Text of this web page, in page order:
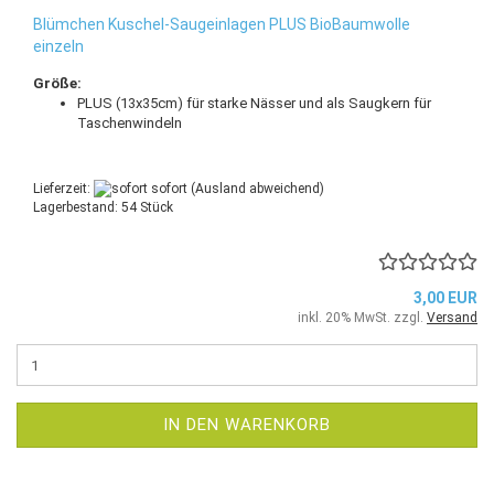
Blümchen Kuschel-Saugeinlagen PLUS BioBaumwolle
einzeln
Größe:
PLUS (13x35cm) für starke Nässer und als Saugkern für
Taschenwindeln
Lieferzeit: sofort (Ausland abweichend)
Lagerbestand: 54 Stück
3,00 EUR
inkl. 20% MwSt. zzgl. Versand
IN DEN WARENKORB